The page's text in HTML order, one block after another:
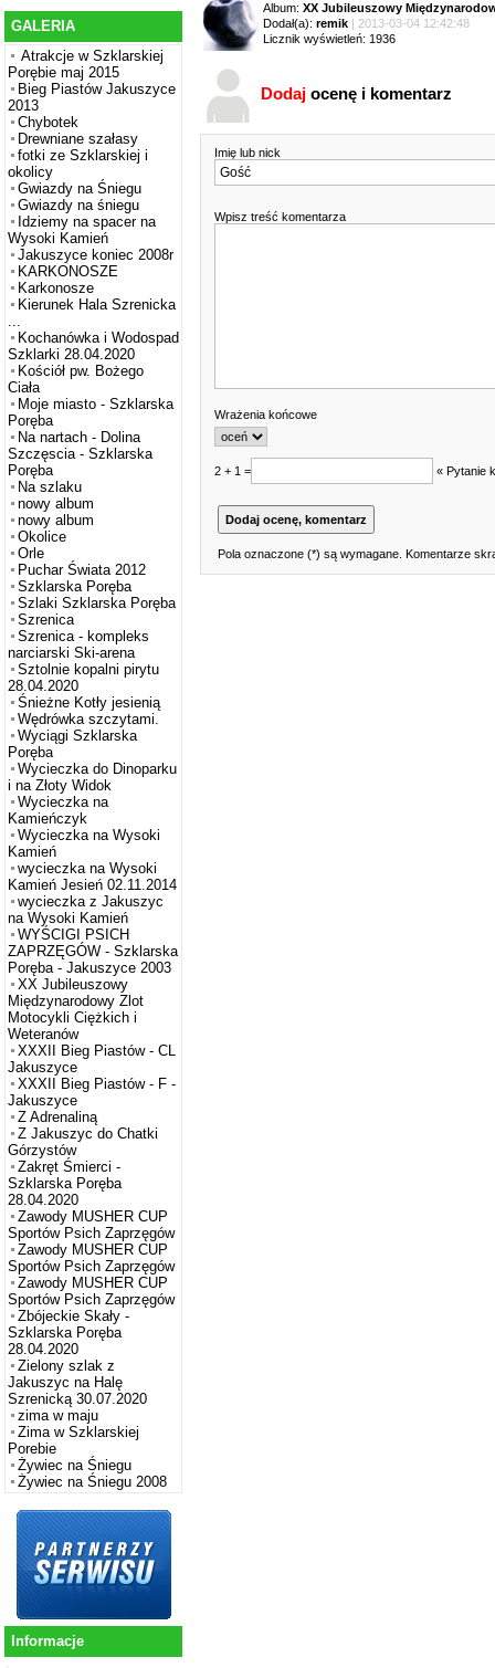
GALERIA
Atrakcje w Szklarskiej
Porębie maj 2015
Bieg Piastów Jakuszyce
2013
Chybotek
Drewniane szałasy
fotki ze Szklarskiej i
okolicy
Gwiazdy na Śniegu
Gwiazdy na śniegu
Idziemy na spacer na
Wysoki Kamień
Jakuszyce koniec 2008r
KARKONOSZE
Karkonosze
Kierunek Hala Szrenicka
...
Kochanówka i Wodospad
Szklarki 28.04.2020
Kościół pw. Bożego
Ciała
Moje miasto - Szklarska
Poręba
Na nartach - Dolina
Szczęscia - Szklarska
Poręba
Na szlaku
nowy album
nowy album
Okolice
Orle
Puchar Świata 2012
Szklarska Poręba
Szlaki Szklarska Poręba
Szrenica
Szrenica - kompleks
narciarski Ski-arena
Sztolnie kopalni pirytu
28.04.2020
Śnieżne Kotły jesienią
Wędrówka szczytami.
Wyciągi Szklarska
Poręba
Wycieczka do Dinoparku
i na Złoty Widok
Wycieczka na
Kamieńczyk
Wycieczka na Wysoki
Kamień
wycieczka na Wysoki
Kamień Jesień 02.11.2014
wycieczka z Jakuszyc
na Wysoki Kamień
WYŚCIGI PSICH
ZAPRZĘGÓW - Szklarska
Poręba - Jakuszyce 2003
XX Jubileuszowy
Międzynarodowy Zlot
Motocykli Ciężkich i
Weteranów
XXXII Bieg Piastów - CL
Jakuszyce
XXXII Bieg Piastów - F -
Jakuszyce
Z Adrenaliną
Z Jakuszyc do Chatki
Górzystów
Zakręt Śmierci -
Szklarska Poręba
28.04.2020
Zawody MUSHER CUP
Sportów Psich Zaprzęgów
Zawody MUSHER CUP
Sportów Psich Zaprzęgów
Zawody MUSHER CUP
Sportów Psich Zaprzęgów
Zbójeckie Skały -
Szklarska Poręba
28.04.2020
Zielony szlak z
Jakuszyc na Halę
Szrenicką 30.07.2020
zima w maju
Zima w Szklarskiej
Porebie
Żywiec na Śniegu
Żywiec na Śniegu 2008
Informacje
Album: XX Jubileuszowy
Dodał(a): remik | 2013-03-04 12:42:48
Licznik wyświetleń: 1936
Dodaj ocenę i komentarz
Imię lub nick
Wpisz treść komentarza
Wrażenia końcowe
2 + 1 = « Pytanie
Pola oznaczone (*) są wymagane. Komentarze